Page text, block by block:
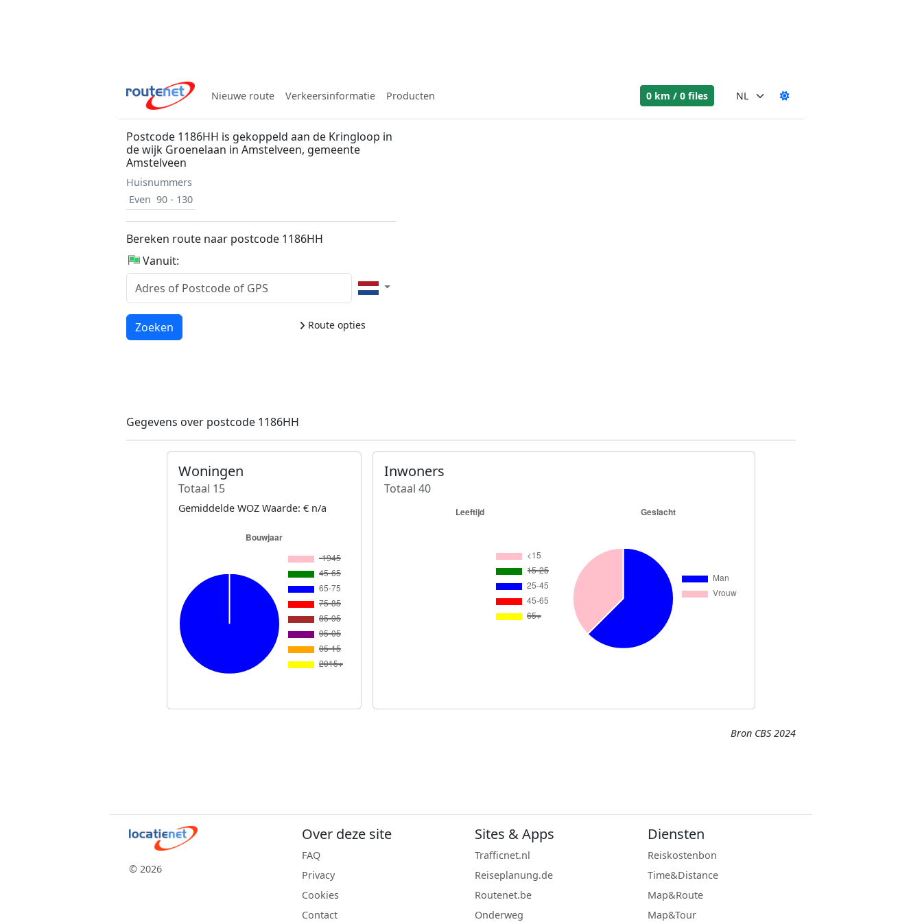
Nieuwe route Verkeersinformatie Producten 0 km / 0 files
Postcode 1186HH is gekoppeld aan de Kringloop in
de wijk Groenelaan in Amstelveen, gemeente
Amstelveen
Huisnummers
Even 90 - 130
Bereken route naar postcode 1186HH
Vanuit:
Route opties
Laden...
Zoeken
Gegevens over postcode 1186HH
Woningen
Totaal 15
Gemiddelde WOZ Waarde: € n/a
Inwoners
Totaal 40
Bron CBS 2024
© 2026
Over deze site
FAQ
Privacy
Cookies
Contact
Sites & Apps
Trafficnet.nl
Reiseplanung.de
Routenet.be
Onderweg
Diensten
Reiskostenbon
Time&Distance
Map&Route
Map&Tour